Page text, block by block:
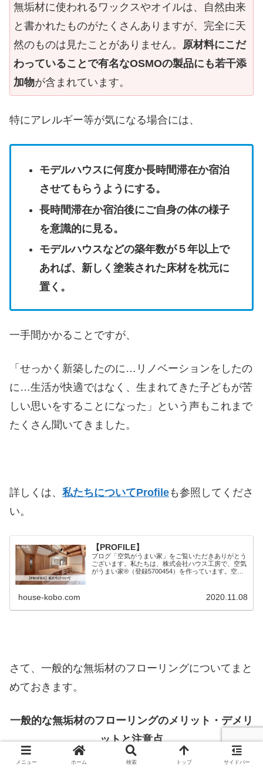
無垢材に使われるワックスやオイルは、自然由来
と書かれたものがたくさんありますが、完全に天
然のものは見たことがありません。 原材料にこだ
わっていることで有名なOSMOの製品にも若干添
加物が含まれています。
特にアレルギー等が気になる場合には、
モデルハウスに何度か長時間滞在か宿泊
させてもらうようにする。
長時間滞在か宿泊後にご自身の体の様子
を意識的に見る。
モデルハウスなどの築年数が５年以上で
あれば、新しく塗装された床材を枕元に
置く。
一手間かかることですが、
「せっかく新築したのに…リノベーションをしたの
に…生活が快適ではなく、生まれてきた子どもが苦
しい思いをすることになった」という声もこれまで
たくさん聞いてきました。
詳しくは、 私たちについてProfileも参照してくださ
い。
【PROFILE】
ブログ「空気がうまい家」をご覧いただきありがとう
ございます。私たちは、株式会社ハウス工房で、空気
がうまい家®︎（登録5700454）を作っています。空気
house-kobo.com 2020.11.08
さて、一般的な無垢材のフローリングについてまと
めておきます。
一般的な無垢材のフローリングのメリット・デメリ
ットと注意点
メニュー ホーム 検索 トップ サイドバー